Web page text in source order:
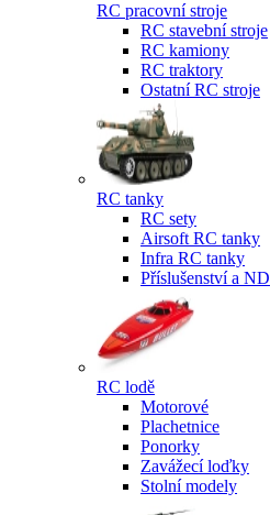
RC pracovní stroje
RC stavební stroje
RC kamiony
RC traktory
Ostatní RC stroje
RC tanky
RC sety
Airsoft RC tanky
Infra RC tanky
Příslušenství a ND
RC lodě
Motorové
Plachetnice
Ponorky
Zavážecí loďky
Stolní modely